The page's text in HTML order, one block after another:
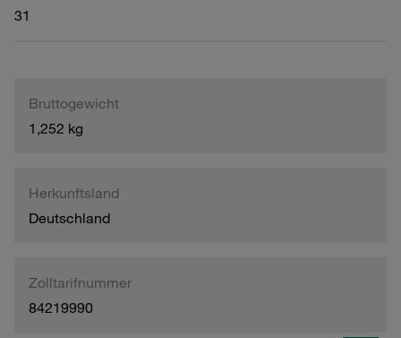
31
Bruttogewicht
1,252 kg
Herkunftsland
Deutschland
Zolltarifnummer
84219990